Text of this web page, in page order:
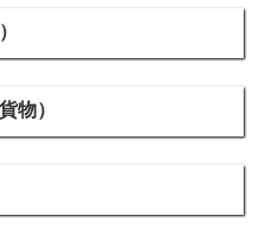
物）